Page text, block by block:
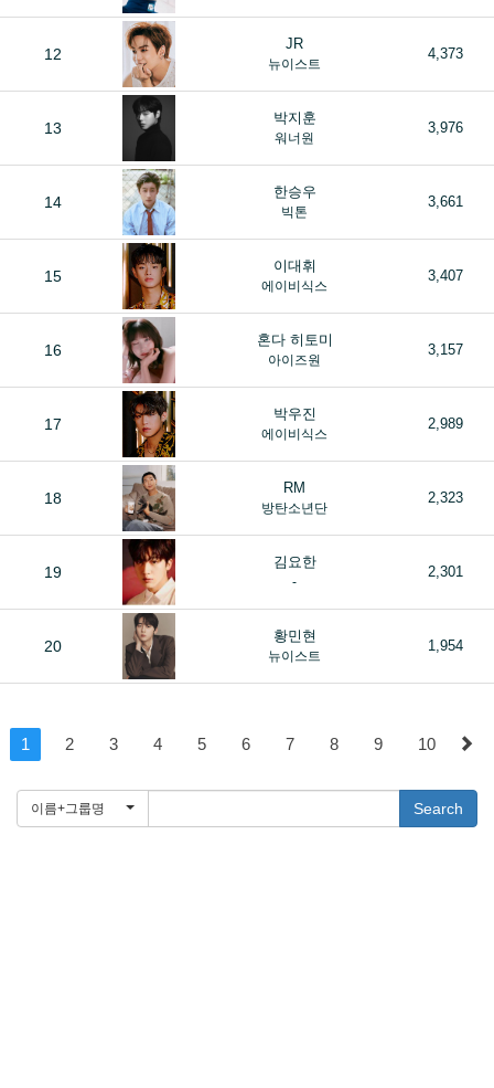
12
JR
뉴이스트
4,373
13
박지훈
워너원
3,976
14
한승우
빅톤
3,661
15
이대휘
에이비식스
3,407
16
혼다 히토미
아이즈원
3,157
17
박우진
에이비식스
2,989
18
RM
방탄소년단
2,323
19
김요한
-
2,301
20
황민현
뉴이스트
1,954
1 2 3 4 5 6 7 8 9 10
이름+그룹명 Search